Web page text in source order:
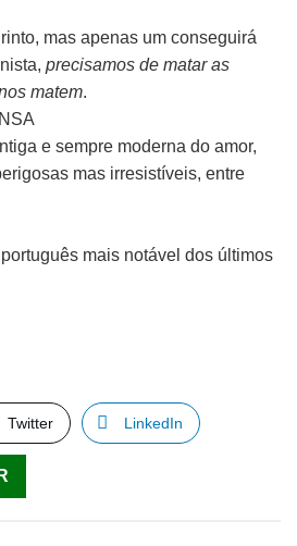
mas apenas um conseguirá
precisamos de matar as
matem.
e sempre moderna do amor,
mas irresistíveis, entre
mais notável dos últimos
Twitter LinkedIn